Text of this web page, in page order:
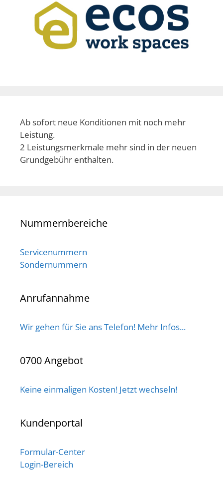
Ab sofort neue Konditionen mit noch mehr
Leistung.
2 Leistungsmerkmale mehr sind in der neuen
Grundgebühr enthalten.
Nummernbereiche
Servicenummern
Sondernummern
Anrufannahme
Wir gehen für Sie ans Telefon! Mehr Infos...
0700 Angebot
Keine einmaligen Kosten! Jetzt wechseln!
Kundenportal
Formular-Center
Login-Bereich